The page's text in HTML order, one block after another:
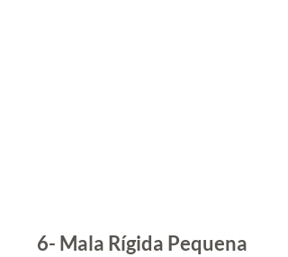
6- Mala Rígida Pequena